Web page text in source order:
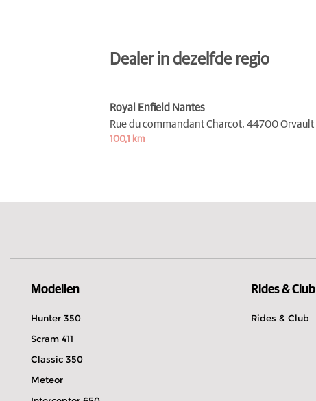
Dealer in dezelfde regio
Royal Enfield Nantes
Rue du commandant Charcot, 44700 Orvault
100,1 km
Modellen
Hunter 350
Scram 411
Classic 350
Meteor
Rides & Club
Rides & Club